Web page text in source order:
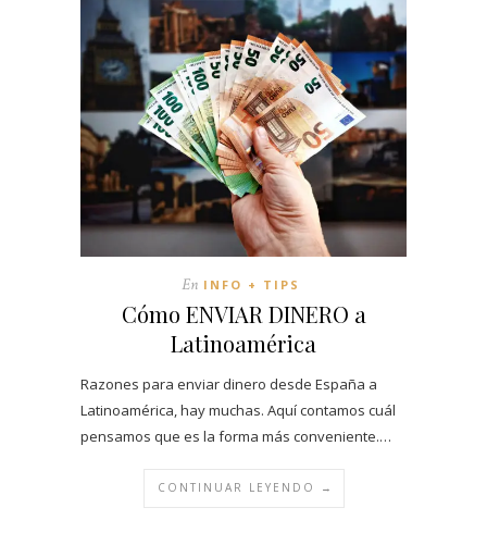
En INFO + TIPS
Cómo ENVIAR DINERO a
Latinoamérica
Razones para enviar dinero desde España a
Latinoamérica, hay muchas. Aquí contamos cuál
pensamos que es la forma más conveniente.…
CONTINUAR LEYENDO →